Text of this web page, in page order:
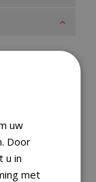
uw
Door
u in
met